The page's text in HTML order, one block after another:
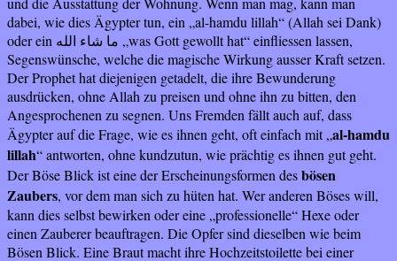
dabei, wie dies Ägypter tun, ein „al-hamdu lillah“ (Allah sei Dank)
oder ein
„was Gott gewollt hat“ einfliessen lassen,
Segenswünsche, welche die magische Wirkung ausser Kraft setzen.
Der Prophet hat diejenigen getadelt, die ihre Bewunderung
ausdrücken, ohne Allah zu preisen und ohne ihn zu bitten, den
Angesprochenen zu segnen. Uns Fremden fällt auch auf, dass
Ägypter auf die Frage, wie es ihnen geht, oft einfach mit „al-hamdu
lillah“ antworten, ohne kundzutun, wie prächtig es ihnen gut geht.
Der Böse Blick ist eine der Erscheinungsformen desbösen
Zaubers, vor dem man sich zu hüten hat. Wer anderen Böses will,
kann dies selbst bewirken oder eine „professionelle“ Hexe oder
einen Zauberer beauftragen. Die Opfer sind dieselben wie beim
Bösen Blick. Eine Braut macht ihre Hochzeitstoilette bei einer